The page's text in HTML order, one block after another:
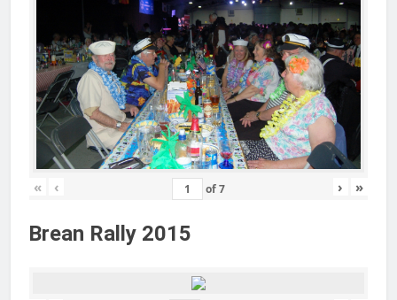
« ‹ of7 › »
Brean Rally 2015